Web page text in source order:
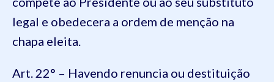
legal e obedecera a ordem de menção na
chapa eleita.
Art. 22° – Havendo renuncia ou destituição